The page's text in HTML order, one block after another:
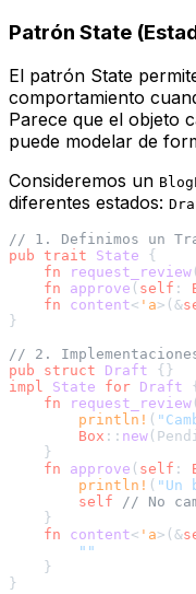
Patrón State
El patrón State
comportamiento
Parece que el objeto
puede modelar de
Consideremos un
diferentes estados:
// 1. Definimos un
pub trait State {
fn
request_review (
fn
approve ( self :
fn
content< 'a>(&
}
// 2.
pub
struct Draft
impl
State for Draft {
fn
request_review (
println! (
Box :: new
    }
fn
approve ( self :
println! ( "Un
self
// No
    }
fn
content< 'a>(&
""
    }
}